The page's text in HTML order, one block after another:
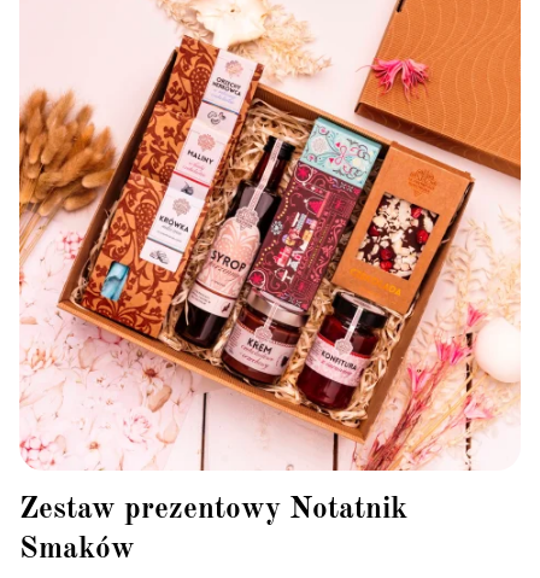
Zestaw prezentowy Notatnik
Smaków